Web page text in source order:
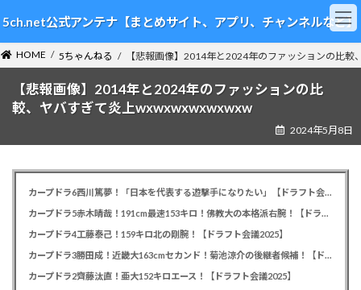
ン
テ
ン
ツ
ビ
ゲ
ー
シ
5ch.net公式アンテナ【まとめサイト、アプリ、チャンネルなど】
HOME 5ちゃんねる 【悲報画像】2014年と2024年のファッションの比
【悲報画像】2014年と2024年のファッションの比
較、ヤバすぎて炎上wxwxwxwxwxwxw
2024年5月8日
カープドラ6西川篤夢！「日本を代表する遊撃手になりたい」【ドラフト会議2025】
カープドラ5赤木晴哉！191cm最速153キロ！佛教大の本格派右腕！【ドラフト会議2025】
カープドラ4工藤泰己！159キロ北の剛腕！【ドラフト会議2025】
カープドラ3勝田成！近畿大163cmセカンド！菊池涼介の後継者候補！【ドラフト会議2025】
カープドラ2齊藤汰直！亜大152キロエース！【ドラフト会議2025】